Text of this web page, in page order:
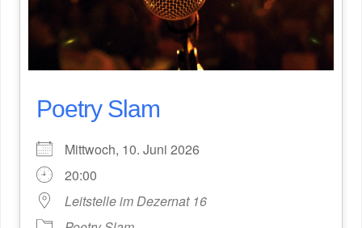
Poetry Slam
Mittwoch, 10. Juni 2026
20:00
Leitstelle im Dezernat 16